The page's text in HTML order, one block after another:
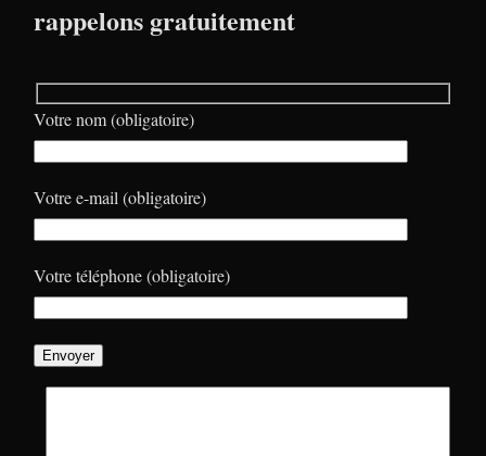
rappelons gratuitement
Votre nom (obligatoire)
Votre e-mail (obligatoire)
Votre téléphone (obligatoire)